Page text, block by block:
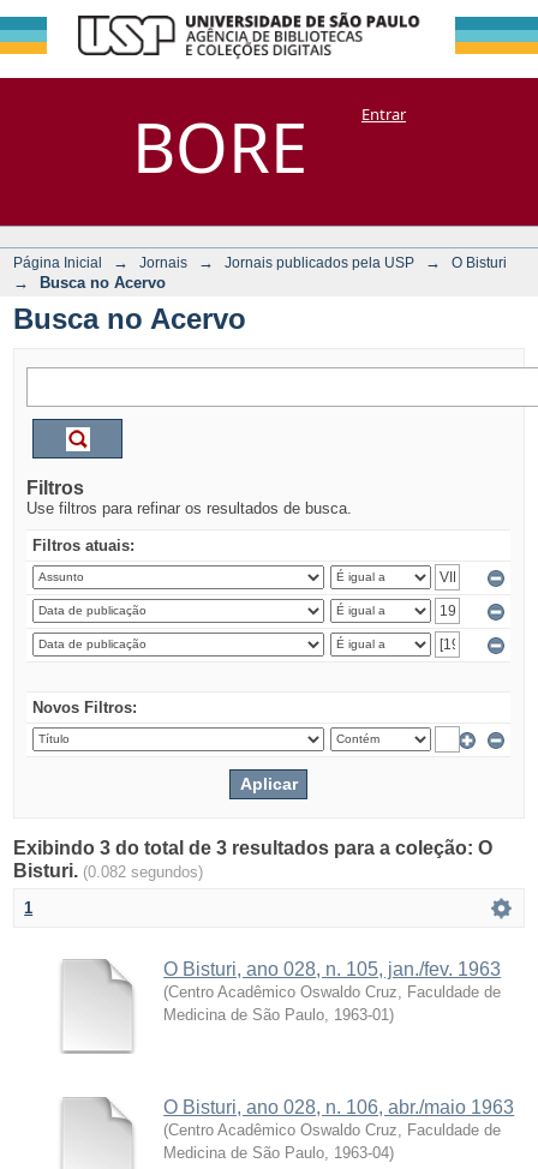
BORE
Busca no Acervo
DSpace/Manakin + CoriscoEntrar
Página Inicial → Jornais → Jornais publicados pela USP → O Bisturi
→ Busca no Acervo
Busca no Acervo
Filtros
Use filtros para refinar os resultados de busca.
Filtros atuais:
Novos Filtros:
Exibindo 3 do total de 3 resultados para a coleção: O
Bisturi. (0.082 segundos)
1
O Bisturi, ano 028, n. 105, jan./fev. 1963
(Centro Acadêmico Oswaldo Cruz, Faculdade de
Medicina de São Paulo 1963-01)
O Bisturi, ano 028, n. 106, abr./maio 1963
(Centro Acadêmico Oswaldo Cruz, Faculdade de
Medicina de São Paulo 1963-04)